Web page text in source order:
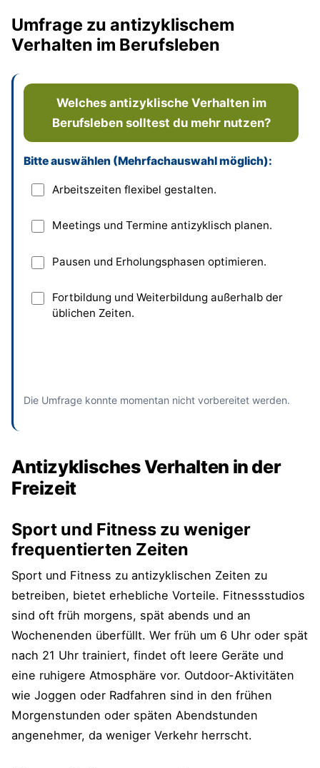
Umfrage zu antizyklischem
Verhalten im Berufsleben
Welches antizyklische Verhalten im
Berufsleben solltest du mehr nutzen?
Dieses Feld bitte leer lassen
Bitte auswählen (Mehrfachauswahl möglich):
Arbeitszeiten flexibel gestalten.
Meetings und Termine antizyklisch planen.
Pausen und Erholungsphasen optimieren.
Fortbildung und Weiterbildung außerhalb der
üblichen Zeiten.
Die Umfrage konnte momentan nicht vorbereitet werden.
Antizyklisches Verhalten in der
Freizeit
Sport und Fitness zu weniger
frequentierten Zeiten
Sport und Fitness zu antizyklischen Zeiten zu
betreiben, bietet erhebliche Vorteile. Fitnessstudios
sind oft früh morgens, spät abends und an
Wochenenden überfüllt. Wer früh um 6 Uhr oder spät
nach 21 Uhr trainiert, findet oft leere Geräte und
eine ruhigere Atmosphäre vor. Outdoor-Aktivitäten
wie Joggen oder Radfahren sind in den frühen
Morgenstunden oder späten Abendstunden
angenehmer, da weniger Verkehr herrscht.